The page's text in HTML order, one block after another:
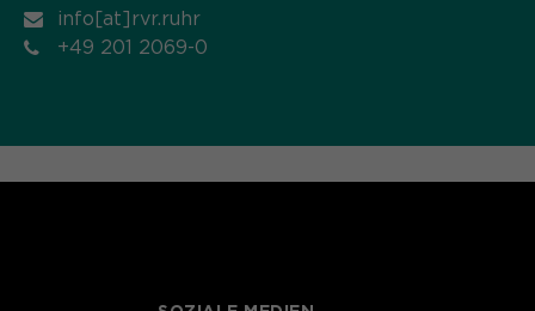
info[at]rvr.ruhr
+49 201 2069-0